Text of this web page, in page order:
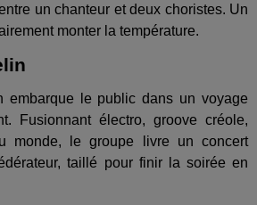
un chanteur et deux choristes. Un
monter la température.
embarque le public dans un voyage
Fusionnant électro, groove créole,
monde, le groupe livre un concert
taillé pour finir la soirée en